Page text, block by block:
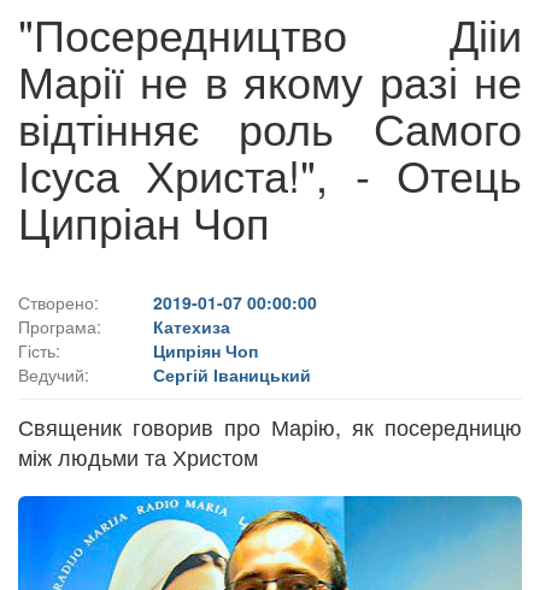
"Посередництво Дііи
Марії не в якому разі не
відтінняє роль Самого
Ісуса Христа!", - Отець
Ципріан Чоп
Створено:
2019-01-07 00:00:00
Програма:
Катехиза
Гість:
Ципріян Чоп
Ведучий:
Сергій Іваницький
Священик говорив про Марію, як посередницю
між людьми та Христом